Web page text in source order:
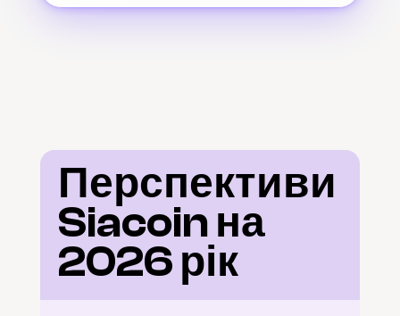
Перспективи
Siacoin на
2026 рік